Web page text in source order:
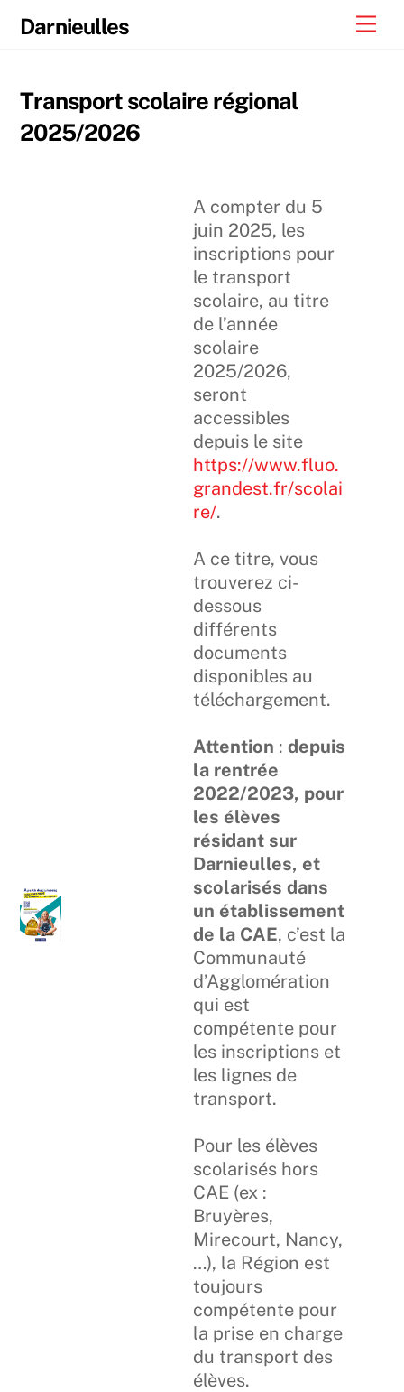
Darnieulles
Transport scolaire régional
2025/2026
A compter du 5
juin 2025, les
inscriptions pour
le transport
scolaire, au titre
de l’année
scolaire
2025/2026,
seront
accessibles
depuis le site
https://www.fluo.
grandest.fr/scolai
re/.
A ce titre, vous
trouverez ci-
dessous
différents
documents
disponibles au
téléchargement.
Attention : depuis
la rentrée
2022/2023, pour
les élèves
résidant sur
Darnieulles, et
scolarisés dans
un établissement
de la CAE, c’est la
Communauté
d’Agglomération
qui est
compétente pour
les inscriptions et
les lignes de
transport.
Pour les élèves
scolarisés hors
CAE (ex :
Bruyères,
Mirecourt, Nancy,
…), la Région est
toujours
compétente pour
la prise en charge
du transport des
élèves.